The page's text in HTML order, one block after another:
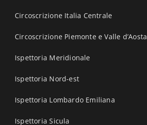
Circoscrizione Italia Centrale
Circoscrizione Piemonte e Valle d’Aosta
Ispettoria Meridionale
Ispettoria Nord-est
Ispettoria Lombardo Emiliana
Ispettoria Sicula